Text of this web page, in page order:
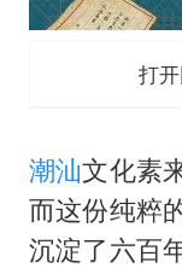
打
潮汕文化素
而这份纯粹
沉淀了六百